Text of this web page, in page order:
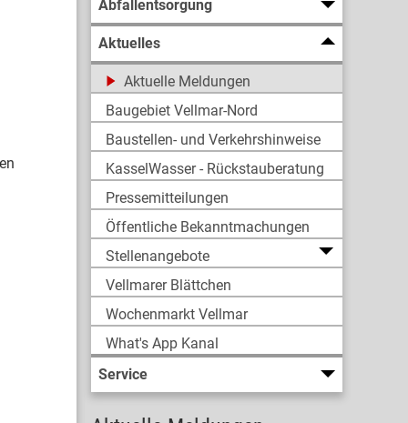
Abfallentsorgung
Aktuelles
Aktuelle Meldungen
Baugebiet Vellmar-Nord
Baustellen- und Verkehrshinweise
KasselWasser - Rückstauberatung
Pressemitteilungen
Öffentliche Bekanntmachungen
Stellenangebote
Vellmarer Blättchen
Wochenmarkt Vellmar
What's App Kanal
Service